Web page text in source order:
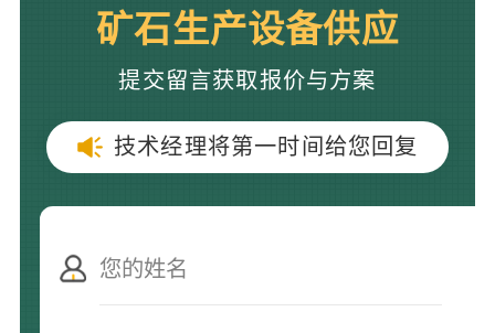
矿石生产设备供应
提交留言获取报价与方案
技术经理将第一时间给您回复